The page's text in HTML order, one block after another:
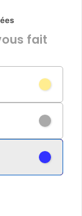
fait